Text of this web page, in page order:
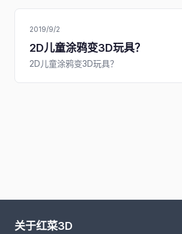
2019/9/2
2D儿童涂鸦变3D玩具？
2D儿童涂鸦变3D玩具？
关于红菜3D